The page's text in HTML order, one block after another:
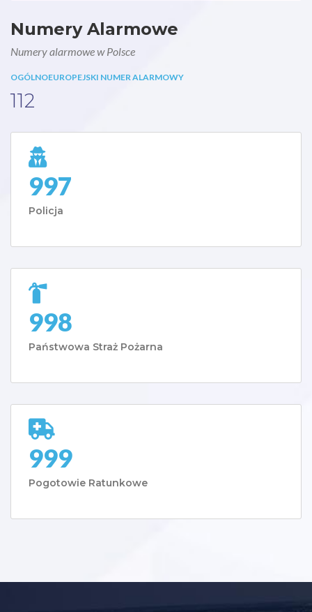
Numery Alarmowe
Numery alarmowe w Polsce
OGÓLNOEUROPEJSKI NUMER ALARMOWY
112
997
Policja
998
Państwowa Straż Pożarna
999
Pogotowie Ratunkowe